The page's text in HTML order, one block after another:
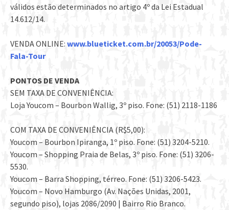
válidos estão determinados no artigo 4º da Lei Estadual
14.612/14.
VENDA ONLINE: www.blueticket.com.br/20053/Pode-
Fala-Tour
PONTOS DE VENDA
SEM TAXA DE CONVENIÊNCIA:
Loja Youcom – Bourbon Wallig, 3º piso. Fone: (51) 2118-1186
COM TAXA DE CONVENIÊNCIA (R$5,00):
Youcom – Bourbon Ipiranga, 1º piso. Fone: (51) 3204-5210.
Youcom – Shopping Praia de Belas, 3º piso. Fone: (51) 3206-
5530.
Youcom – Barra Shopping, térreo. Fone: (51) 3206-5423.
Youcom – Novo Hamburgo (Av. Nações Unidas, 2001,
segundo piso), lojas 2086/2090 | Bairro Rio Branco.